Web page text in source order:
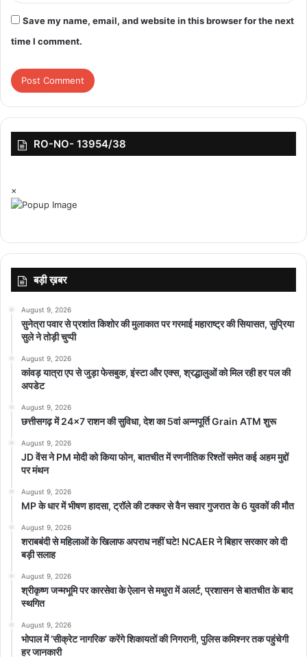
Save my name, email, and website in this browser for the next
time I comment.
RO-NO- 13954/38
×
बड़ी ख़बर
August 9, 2026
सुनेत्रा पवार से प्रशांत किशोर की मुलाकात पर गरमाई महाराष्ट्र की सियासत, सुप्रिया
सुले ने तोड़ी चुप्पी
August 9, 2026
कांवड़ यात्रा एप से जुड़ा फेसबुक, इंस्टा और एक्स, श्रद्धालुओं को मिल रही हर पल की
अपडेट
August 9, 2026
छत्तीसगढ़ में 24×7 राशन की सुविधा, देश का 5वां अन्नपूर्ति Grain ATM शुरू
August 9, 2026
JD वेंस ने PM मोदी को किया फोन, बातचीत में रणनीतिक रिश्तों समेत कई अहम मुद्दों
पर मंथन
August 9, 2026
MP के धार में भीषण हादसा, ट्रॉले की टक्कर से वैन सवार गुजरात के 6 युवकों की मौत
August 9, 2026
शराबबंदी से महिलाओं के खिलाफ अपराध नहीं घटे! NCAER ने बिहार सरकार को दी
बड़ी सलाह
August 9, 2026
श्रीकृष्ण जन्मभूमि पर कारसेवा के ऐलान से मथुरा में अलर्ट, प्रशासन से बातचीत के बाद
स्थगित
August 9, 2026
भोपाल में ‘सीक्रेट नागरिक’ करेंगे शिकायतों की निगरानी, पुलिस कमिश्नर तक पहुंचेगी
हर जानकारी